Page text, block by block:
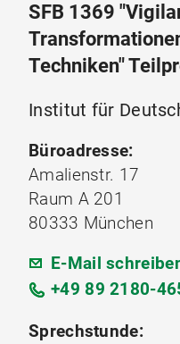
SFB 1369
Techniken"
Institut für
Büroadresse:
Amalienstr. 17
Raum A 201
80333 München
E-Mail
+49 89 2180-
Sprechstunde: